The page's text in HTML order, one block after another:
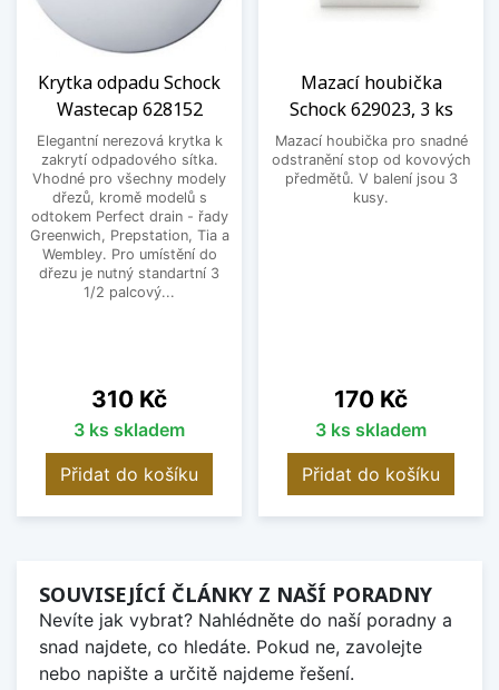
Krytka odpadu Schock
Wastecap 628152
Elegantní nerezová krytka k
zakrytí odpadového sítka.
Vhodné pro všechny modely
dřezů, kromě modelů s
odtokem Perfect drain - řady
Greenwich, Prepstation, Tia a
Wembley. Pro umístění do
dřezu je nutný standartní 3
1/2 palcový...
Cena
310 Kč
3 ks skladem
Přidat do košíku
Mazací houbička
Schock 629023, 3 ks
Mazací houbička pro snadné
odstranění stop od kovových
předmětů. V balení jsou 3
kusy.
Cena
170 Kč
3 ks skladem
Přidat do košíku
SOUVISEJÍCÍ ČLÁNKY Z NAŠÍ PORADNY
Nevíte jak vybrat? Nahlédněte do naší poradny a
snad najdete, co hledáte. Pokud ne, zavolejte
nebo napište a určitě najdeme řešení.